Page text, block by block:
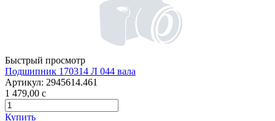
Быстрый просмотр
Подшипник 170314 Л 044 вала
Артикул: 2945614.461
1 479,00 c
Купить